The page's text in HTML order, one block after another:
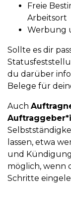
Freie
Arbeitsort
Werbung
Sollte es dir
du darüber
Belege für
Auch
lassen, etwa
und
möglich, wenn
Schritte